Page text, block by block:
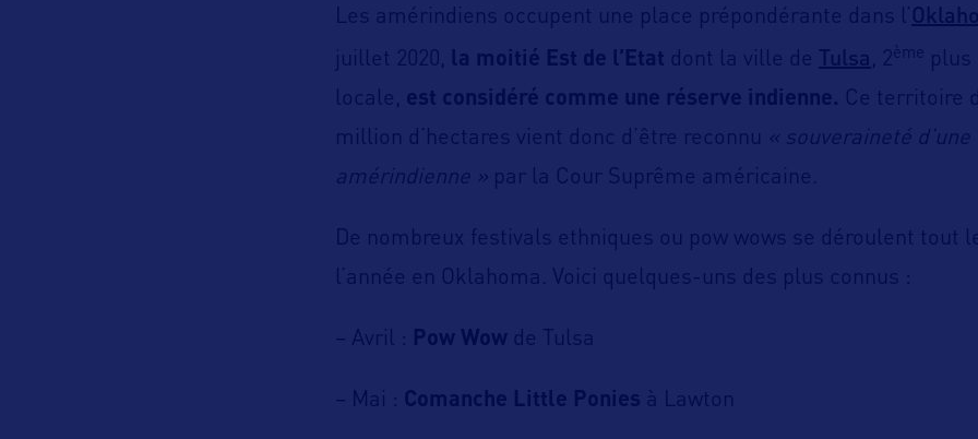
Les amérindiens occupent une place prépondérante dans l’
juillet 2020, la moitié Est de l’Etat dont la ville de Tulsa , 2ème plus
locale, est considéré comme une réserve indienne. Ce territoire
million d’hectares vient donc d’être reconnu « souveraineté
amérindienne » par la Cour Suprême américaine.
De nombreux festivals ethniques ou pow wows se déroulent tout
l’année en Oklahoma. Voici quelques-uns des plus connus :
– Avril : Pow Wow de Tulsa
– Mai : Comanche Little Ponies à Lawton